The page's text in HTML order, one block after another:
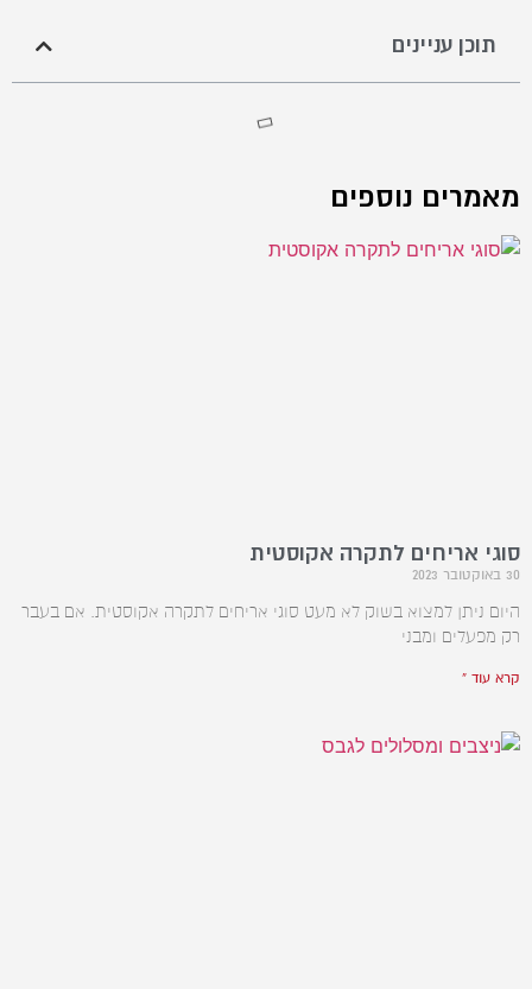
תוכן עניינים
מאמרים נוספים
סוגי אריחים לתקרה אקוסטית
30 באוקטובר 2023
היום ניתן למצוא בשוק לא מעט סוגי אריחים לתקרה אקוסטית. אם בעבר
רק מפעלים ומבני
קרא עוד »